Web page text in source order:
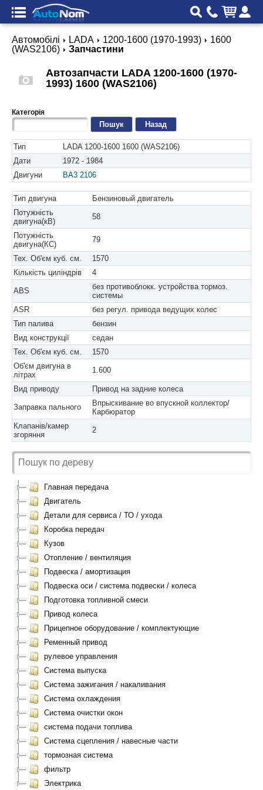
Автомобілі LADA 1200-1600 (1970-1993)
1600
(WAS2106)
Запчастини
Автозапчасти LADA 1200-1600 (1970-
1993) 1600 (WAS2106)
Категорія
Назад
Тип
LADA 1200-1600 1600 (WAS2106)
Дати
1972 - 1984
Двигуни
BA3 2106
Тип двигуна
Бензиновый двигатель
Потужність
двигуна(кВ)
58
Потужність
двигуна(КС)
79
Тех. Об'єм куб. см.
1570
Кількість циліндрів
4
ABS
без противоблокк. устройства тормоз.
системы
ASR
без регул. привода ведущих колес
Тип палива
бензин
Вид конструкції
седан
Тех. Об'єм куб. см.
1570
Об'єм двигуна в
літрах
1.600
Вид приводу Привод на задние колеса
Заправка пального
Впрыскивание во впускной коллектор/
Карбюратор
Клапанів/камер
згоряння
2
Главная передача
Двигатель
Детали для сервиса / ТО / ухода
Коробка передач
Кузов
Отопление / вентиляция
Подвеска / амортизация
Подвеска оси / система подвески / колеса
Подготовка топливной смеси
Привод колеса
Прицепное оборудование / комплектующие
Ременный привод
рулевое управления
Система выпуска
Система зажигания / накаливания
Система охлаждения
Система очистки окон
система подачи топлива
Система сцепления / навесные части
тормозная система
фильтр
Электрика